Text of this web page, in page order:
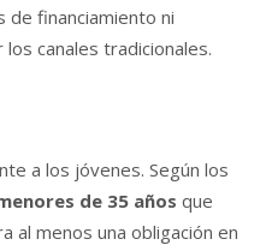
de financiamiento ni
canales tradicionales.
a los jóvenes. Según los
de 35 años que
al menos una obligación en